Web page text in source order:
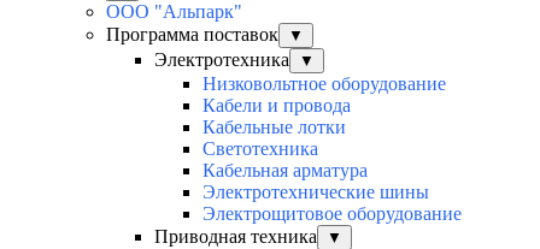
ООО "Альпарк"
Программа поставок
▼
Электротехника ▼
Низковольтное оборудование
Кабели и провода
Кабельные лотки
Светотехника
Кабельная арматура
Электротехнические шины
Электрощитовое оборудование
Приводная техника
▼